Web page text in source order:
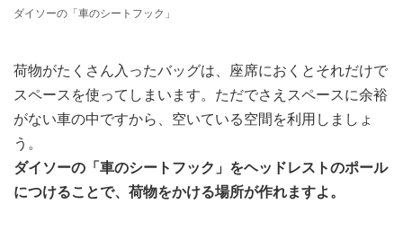
ダイソーの「車のシートフック」
荷物がたくさん入ったバッグは、座席におくとそれだけで
スペースを使ってしまいます。ただでさえスペースに余裕
がない車の中ですから、空いている空間を利用しましょ
う。
ダイソーの「車のシートフック」をヘッドレストのポール
につけることで、荷物をかける場所が作れますよ。